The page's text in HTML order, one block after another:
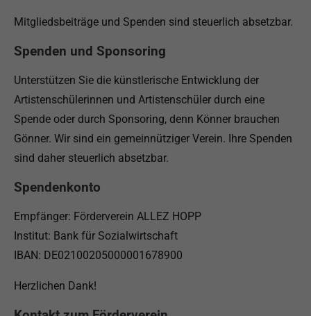
Mitgliedsbeiträge und Spenden sind steuerlich absetzbar.
Spenden und Sponsoring
Unterstützen Sie die künstlerische Entwicklung der
Artistenschülerinnen und Artistenschüler durch eine
Spende oder durch Sponsoring, denn Könner brauchen
Gönner. Wir sind ein gemeinnütziger Verein. Ihre Spenden
sind daher steuerlich absetzbar.
Spendenkonto
Empfänger: Förderverein ALLEZ HOPP
Institut: Bank für Sozialwirtschaft
IBAN: DE02100205000001678900
Herzlichen Dank!